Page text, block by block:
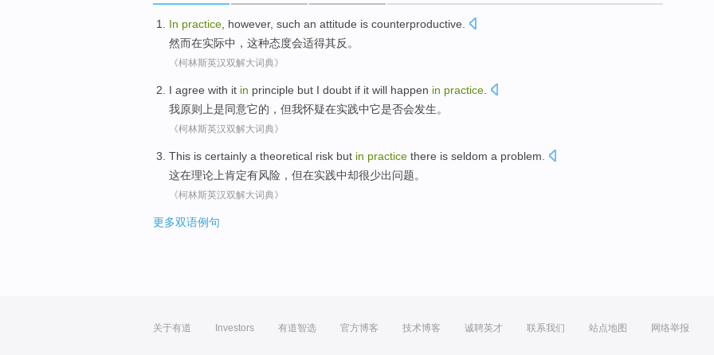
In practice, however, such an attitude is counterproductive.
然而在实际中， 这种态度会适得其反。
《柯林斯英汉双解大词典》
I agree with it in principle but I doubt if it will happen in practice
我原则上是同意它的， 但我怀疑在实践中它是否会发生。
《柯林斯英汉双解大词典》
This is certainly a theoretical risk but in practice there is seldom a problem
这在理论上肯定有风险 ， 但在实践中却很少出问题。
《柯林斯英汉双解大词典》
更多双语例句
关于有道 Investors 有道智选 官方博客 技术博客 诚聘英才 联系我们 站点地图 网络举报